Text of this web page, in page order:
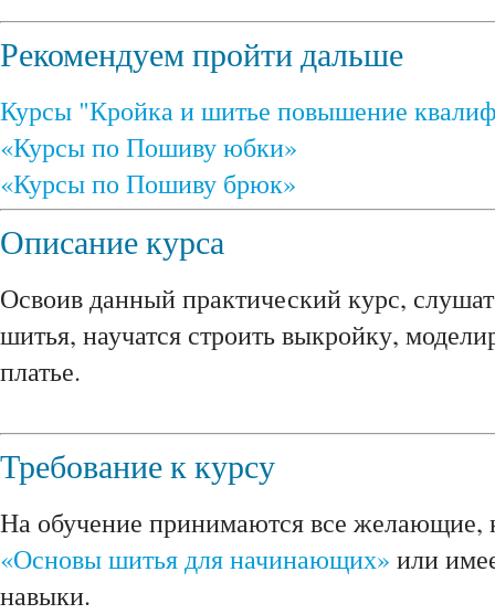
Рекомендуем пройти дальше
Курсы "Кройка и шитье повышение
«Курсы по Пошиву юбки»
«Курсы по Пошиву брюк»
Описание курса
Освоив данный практический курс,
шитья, научатся строить выкройку,
платье.
Требование к курсу
На обучение принимаются все желающие,
«Основы шитья для начинающих» или
навыки.